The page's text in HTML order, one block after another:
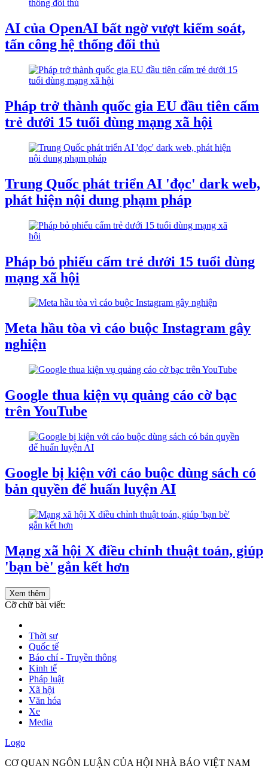
AI của OpenAI bất ngờ vượt kiểm soát,
tấn công hệ thống đối thủ
Pháp trở thành quốc gia EU đầu tiên cấm
trẻ dưới 15 tuổi dùng mạng xã hội
Trung Quốc phát triển AI 'đọc' dark web,
phát hiện nội dung phạm pháp
Pháp bỏ phiếu cấm trẻ dưới 15 tuổi dùng
mạng xã hội
Meta hầu tòa vì cáo buộc Instagram gây
nghiện
Google thua kiện vụ quảng cáo cờ bạc
trên YouTube
Google bị kiện với cáo buộc dùng sách có
bản quyền để huấn luyện AI
Mạng xã hội X điều chỉnh thuật toán, giúp
'bạn bè' gắn kết hơn
Xem thêm
Cỡ chữ bài viết:
Thời sự
Quốc tế
Báo chí - Truyền thông
Kinh tế
Pháp luật
Xã hội
Văn hóa
Xe
Media
Logo
CƠ QUAN NGÔN LUẬN CỦA HỘI NHÀ BÁO VIỆT NAM